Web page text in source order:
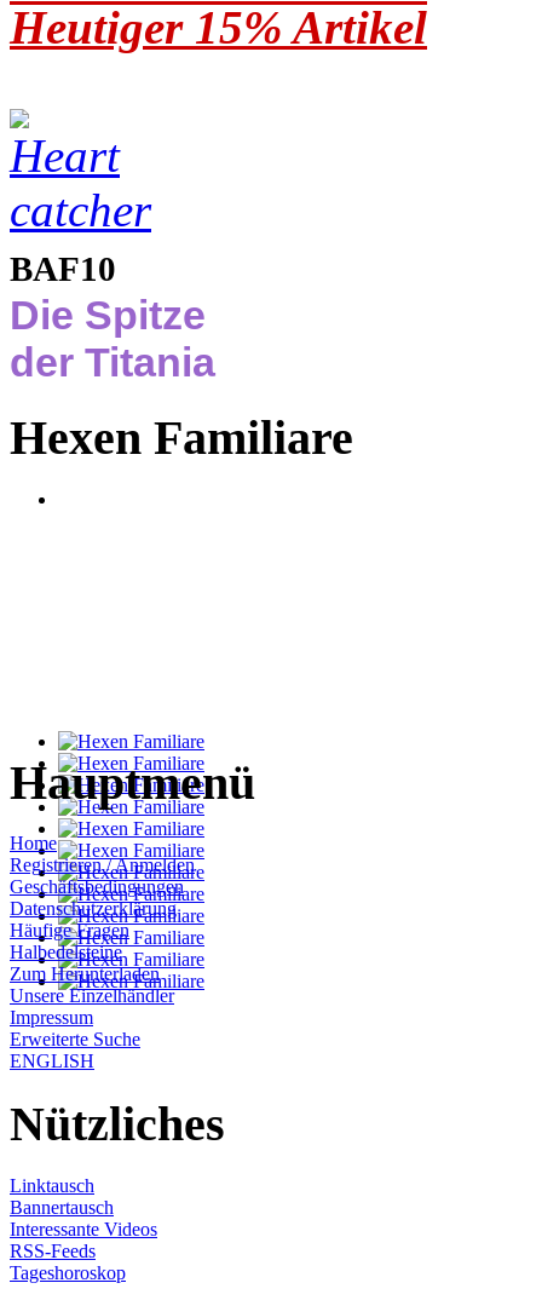
Heutiger 15% Artikel
BAF10
Die Spitze
der Titania
Hexen Familiare
Hauptmenü
Home
Registrieren / Anmelden
Geschäftsbedingungen
Datenschutzerklärung
Häufige Fragen
Halbedelsteine
Zum Herunterladen
Unsere Einzelhändler
Impressum
Erweiterte Suche
ENGLISH
Nützliches
Linktausch
Bannertausch
Interessante Videos
RSS-Feeds
Tageshoroskop